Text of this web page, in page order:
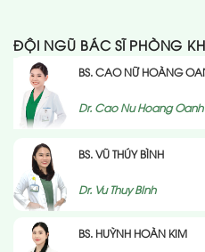
ĐỘI NGŨ BÁC SĨ PHÒNG
BS. CAO NỮ HOÀNG
Dr. Cao Nu Hoang Oanh
BS. VŨ THÚY BÌNH
Dr. Vu Thuy BInh
BS. HUỲNH HOÀN KIM